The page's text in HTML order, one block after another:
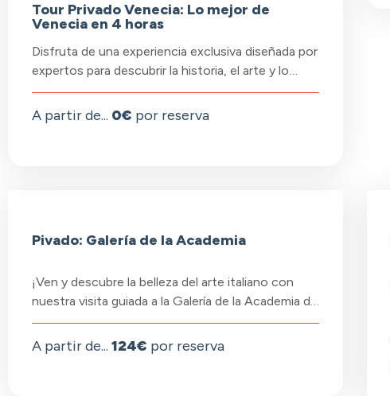
Tour Privado Venecia: Lo mejor de
Venecia en 4 horas
Disfruta de una experiencia exclusiva diseñada por
expertos para descubrir la historia, el arte y lo…
A partir de... 0€ por reserva
Pivado: Galería de la Academia
¡Ven y descubre la belleza del arte italiano con
nuestra visita guiada a la Galería de la Academia d…
A partir de... 124€ por reserva